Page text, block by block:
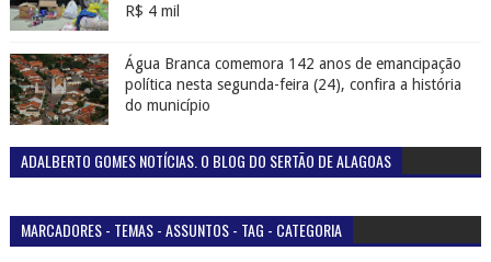
R$ 4 mil
Água Branca comemora 142 anos de emancipação
política nesta segunda-feira (24), confira a história
do município
ADALBERTO GOMES NOTÍCIAS. O BLOG DO SERTÃO DE ALAGOAS
MARCADORES - TEMAS - ASSUNTOS - TAG - CATEGORIA